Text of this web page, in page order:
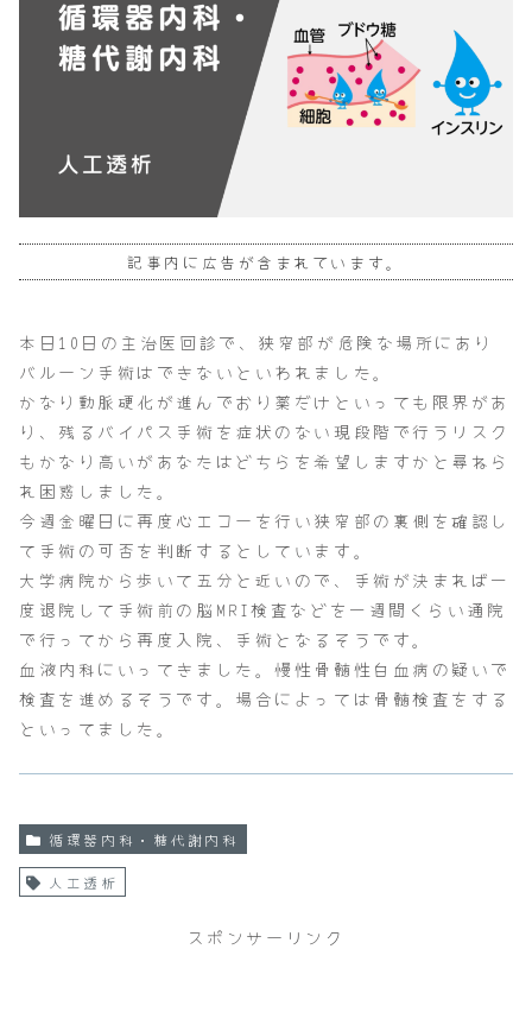
記事内に広告が含まれています。
本日10日の主治医回診で、狭窄部が危険な場所にあり
バルーン手術はできないといわれました。
かなり動脈硬化が進んでおり薬だけといっても限界があ
り、残るバイパス手術を症状のない現段階で行うリスク
もかなり高いがあなたはどちらを希望しますかと尋ねら
れ困惑しました。
今週金曜日に再度心エコーを行い狭窄部の裏側を確認し
て手術の可否を判断するとしています。
大学病院から歩いて五分と近いので、手術が決まれば一
度退院して手術前の脳MRI検査などを一週間くらい通院
で行ってから再度入院、手術となるそうです。
血液内科にいってきました。慢性骨髄性白血病の疑いで
検査を進めるそうです。場合によっては骨髄検査をする
といってました。
循環器内科・糖代謝内科
人工透析
スポンサーリンク